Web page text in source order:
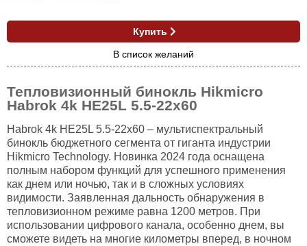
Купить
В список желаний
Тепловизионный бинокль Hikmicro
Habrok 4k HE25L 5.5-22x60
Habrok 4k HE25L 5.5-22x60 – мультиспектральный
бинокль бюджетного сегмента от гиганта индустрии
Hikmicro Technology. Новинка 2024 года оснащена
полным набором функций для успешного применения
как днем или ночью, так и в сложных условиях
видимости. Заявленная дальность обнаружения в
тепловизионном режиме равна 1200 метров. При
использовании цифрового канала, особенно днем, вы
сможете видеть на многие километры вперед, в ночном